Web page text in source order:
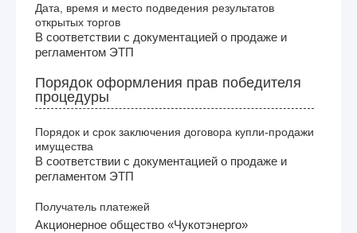
Дата, время и место подведения результатов
открытых торгов
В соответствии с документацией о продаже и
регламентом ЭТП
Порядок оформления прав победителя
процедуры
Порядок и срок заключения договора купли-продажи
имущества
В соответствии с документацией о продаже и
регламентом ЭТП
Получатель платежей
Акционерное общество «Чукотэнерго»